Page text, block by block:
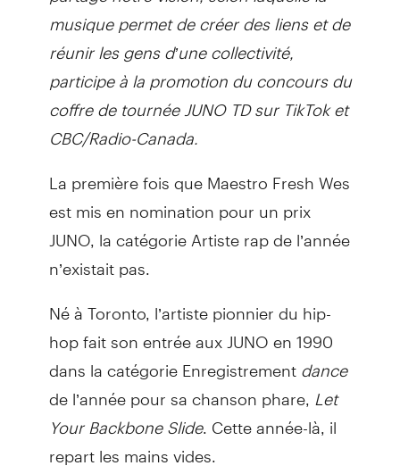
musique permet de créer des liens et de
réunir les gens d’une collectivité,
participe à la promotion du concours du
coffre de tournée JUNO TD sur TikTok et
CBC/Radio-Canada.
La première fois que Maestro Fresh Wes
est mis en nomination pour un prix
JUNO, la catégorie Artiste rap de l’année
n’existait pas.
Né à Toronto, l’artiste pionnier du hip-
hop fait son entrée aux JUNO en 1990
dans la catégorie Enregistrementdance
de l’année pour sa chanson phare, Let
Your Backbone Slide. Cette année-là, il
repart les mains vides.